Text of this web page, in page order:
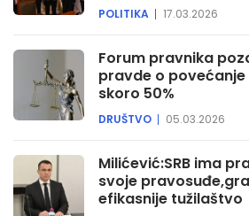
POLITIKA 17.03.2026
Forum pravnika
pravde o
skoro 50%
DRUŠTVO 05.03.2026
Milićević:SRB ima
svoje
efikasnije tužilaštvo